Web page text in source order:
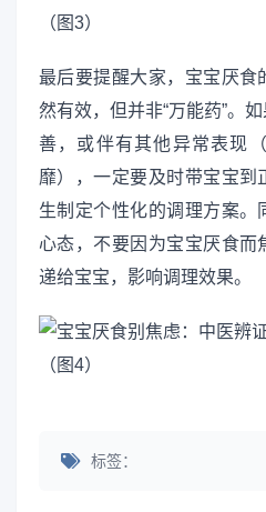
最后要提醒大家，宝宝厌食
然有效，但并非“万能药”。
善，或伴有其他异常表现
靡），一定要及时带宝宝到
生制定个性化的调理方案。
心态，不要因为宝宝厌食而
递给宝宝，影响调理效果。
标签：